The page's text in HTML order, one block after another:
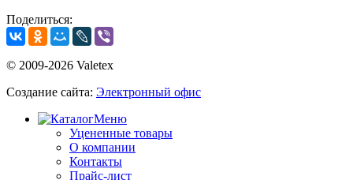
Поделиться:
© 2009-2026 Valetex
Создание сайта: Электронный офис
Меню
Уцененные товары
О компании
Контакты
Прайс-лист